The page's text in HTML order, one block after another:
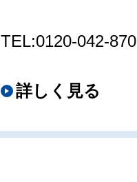
TEL:0120-042-870
詳しく見る